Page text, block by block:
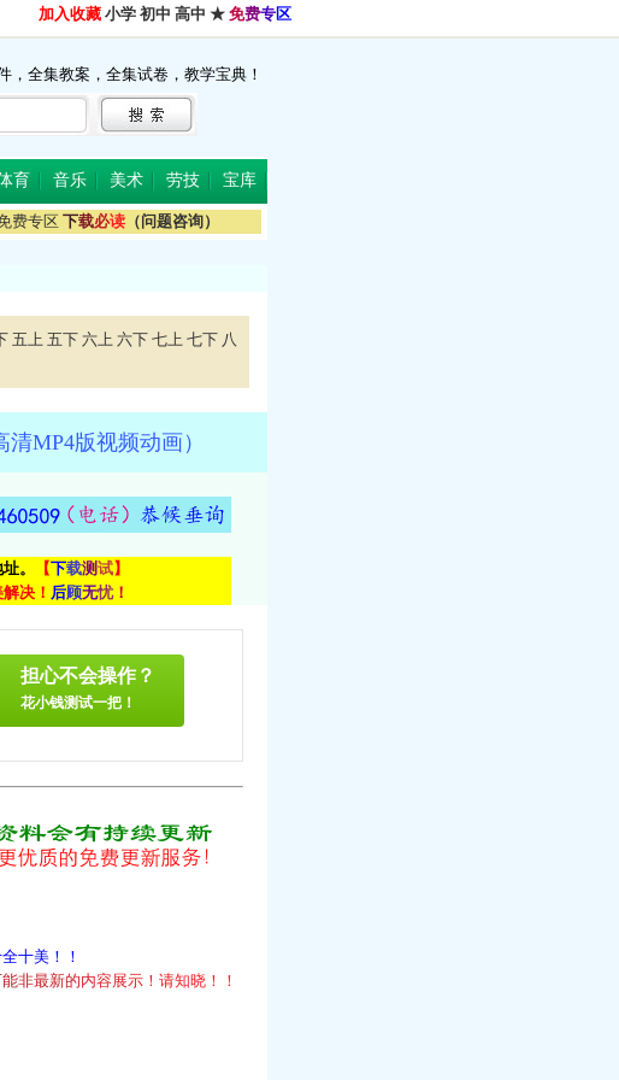
加入收藏 小学 初中 高中 ★ 免费专区
全集教案，全集试卷，教学宝典！
育 音乐 美术 劳技 宝库
费专区 下载必读 （问题咨询）
五上 五下 六上 六下 七上 七下 八
MP4版视频动画）
。 【下载测试】
解决 ！ 后顾无忧！
担心不会操作？
花小钱测试一把！
十美！！
能非最新的内容展示 ！ 请知晓 ！ ！